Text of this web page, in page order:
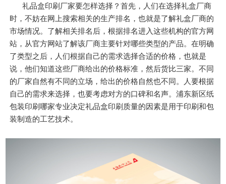
礼品盒印刷厂家要怎样选择？首先，人们在选择礼盒厂商
时，不妨在网上搜索相关的生产排名，也就是了解礼盒厂商的
市场情况。了解相关排名后，根据排名进入这些机构的官方网
站，从官方网站了解该厂商主要针对哪些类型的产品。在明确
了类型之后，人们根据自己的需求选择合适的价格，也就是
说，他们知道这些厂商给出的价格标准，然后货比三家。不同
的厂家自然有不同的立场，给出的价格自然也不同。人要根据
自己的需求来选择，也要考虑对方的口碑和名声。浦东新区纸
包装印刷哪家专业决定礼品盒印刷质量的因素是用于印刷和包
装制造的工艺技术。